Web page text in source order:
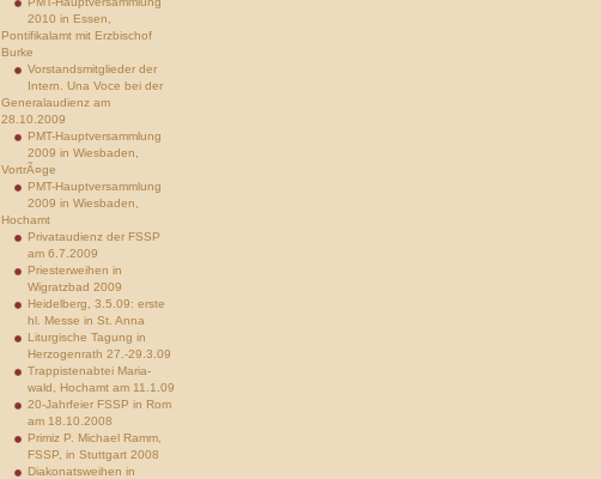
2010 in Essen,
Pontifikalamt mit Erzbischof
Burke
Vorstandsmitglieder der
Intern. Una Voce bei der
Generalaudienz am
28.10.2009
PMT-Hauptversammlung
2009 in Wiesbaden,
VortrÃ¤ge
PMT-Hauptversammlung
2009 in Wiesbaden,
Hochamt
Privataudienz der FSSP
am 6.7.2009
Priesterweihen in
Wigratzbad 2009
Heidelberg, 3.5.09: erste
hl. Messe in St. Anna
Liturgische Tagung in
Herzogenrath 27.-29.3.09
Trappistenabtei Maria-
wald, Hochamt am 11.1.09
20-Jahrfeier FSSP in Rom
am 18.10.2008
Primiz P. Michael Ramm,
FSSP, in Stuttgart 2008
Diakonatsweihen in